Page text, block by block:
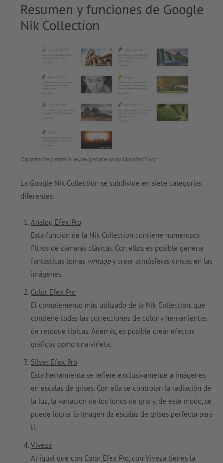
Resumen y funciones de Google
Nik Collection
Captura de pantalla: www.google.com/nikcollection/
La Google Nik Collection se subdivide en siete categorías
diferentes:
Analog Efex Pro
Esta función de la Nik Collection contiene numerosos
filtros de cámaras clásicas. Con ellos es posible generar
fantásticas tomas vintage y crear atmósferas únicas en las
imágenes.
Color Efex Pro
El complemento más utilizado de la Nik Collection, que
contiene todas las correcciones de color y herramientas
de retoque típicas. Además, es posible crear efectos
gráficos como una viñeta.
Silver Efex Pro
Esta herramienta se refiere exclusivamente a imágenes
en escalas de grises. Con ella se controlan la radiación de
la luz, la variación de los tonos de gris y, de este modo, se
puede lograr la imagen de escalas de grises perfecta para
ti.
Viveza
Al igual que con Color Efex Pro, con Viveza tienes la